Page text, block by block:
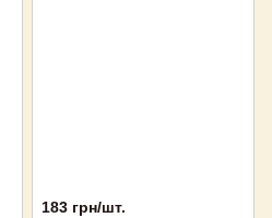
183 грн/шт.